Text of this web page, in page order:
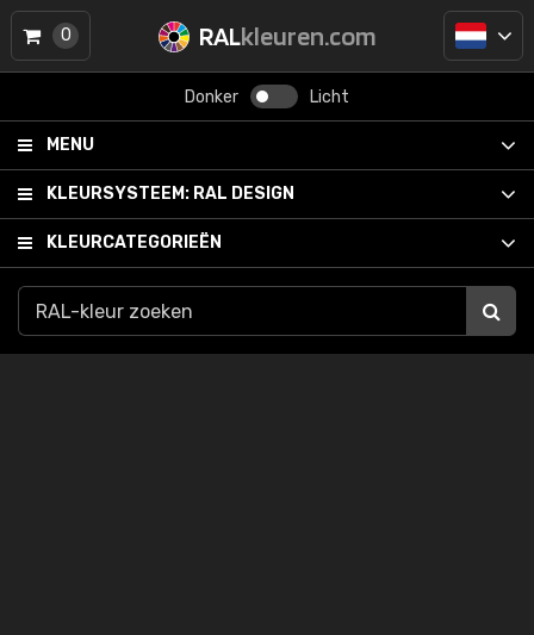
RALkleuren.com
Donker Licht
MENU
KLEURSYSTEEM: RAL DESIGN
KLEURCATEGORIEËN
0